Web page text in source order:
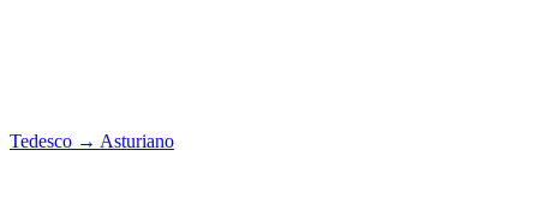
Tedesco → Asturiano